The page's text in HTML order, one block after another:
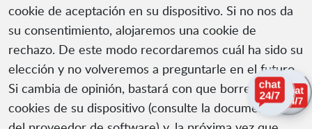
cookie de aceptación en su dispositivo. Si no nos da
su consentimiento, alojaremos una cookie de
rechazo. De este modo recordaremos cuál ha sido su
elección y no volveremos a preguntarle en el futuro.
Si cambia de opinión, bastará con que borre las
cookies de su dispositivo (consulte la documentación